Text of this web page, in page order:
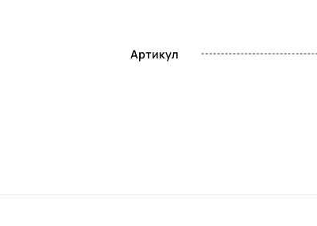
Артикул